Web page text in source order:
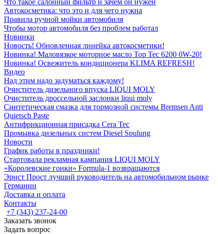
Что такое салонный фильтр и зачем он нужен
Автокосметика: что это и для чего нужна
Правила ручной мойки автомобиля
Чтобы мотор автомобиля без проблем работал
Новинки
Новость! Обновленная линейка автокосметики!
Новинка! Маловязкое моторное масло Top Tec 6200 0W-20!
Новинка! Освежитель кондиционера KLIMA REFRESH!
Видео
Над этим надо задуматься каждому!
Очиститель дизельного впуска LIQUI MOLY
Очиститель дроссельной заслонки liqui moly
Синтетическая смазка для тормозной системы Bremsen Anti
Quietsch Paste
Антифрикционная присадка Cera Tec
Промывка дизельных систем Diesel Spulung
Новости
График работы в праздники!
Стартовала рекламная кампания LIQUI MOLY
«Королевские гонки» Formula-1 возвращаются
Эрнст Прост лучший руководитель на автомобильном рынке
Германии
Доставка и оплата
Контакты
+7 (343) 237-24-00
Заказать звонок
Задать вопрос